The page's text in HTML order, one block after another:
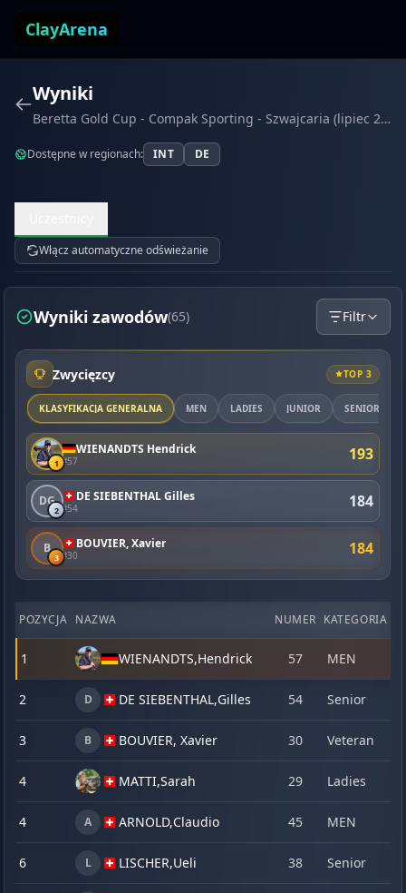
ClayArena
Wyniki
Beretta Gold Cup - Compak Sporting - Szwajcaria (lipiec 2026)
Dostępne w regionach: INT DE
Włącz automatyczne odświeżanie
Wyniki zawodów(65) Filtr
Zwycięzcy TOP 3
KLASYFIKACJA GENERALNA MEN LADIES JUNIOR SENIOR
1
WIENANDTS Hendrick
#57 193
DG
2
DE SIEBENTHAL Gilles
#54 184
B
3
BOUVIER, Xavier
#30 184
POZYCJA NAZWA NUMER KATEGORIA
1 WIENANDTS,Hendrick 57 MEN
2 D DE SIEBENTHAL,Gilles 54 Senior
3 B BOUVIER, Xavier 30 Veteran
4 MATTI,Sarah 29 Ladies
4 A ARNOLD,Claudio 45 MEN
6 L LISCHER,Ueli 38 Senior